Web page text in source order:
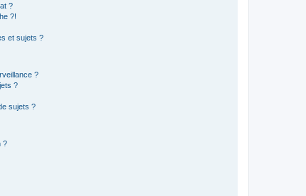
?
?!
et sujets ?
?
?
sujets ?
?